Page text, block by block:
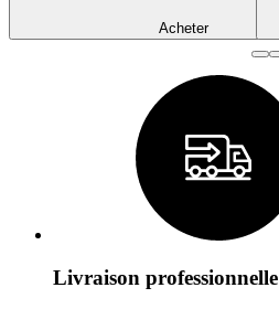
Acheter
Livraison professionnelle